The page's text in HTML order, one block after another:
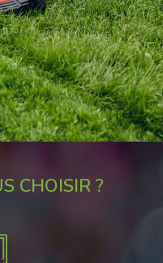
CHOISIR ?